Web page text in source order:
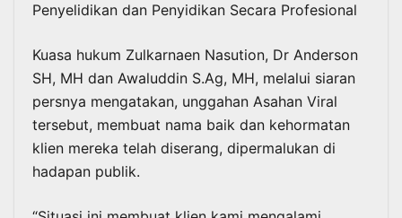
Penyelidikan dan Penyidikan Secara Profesional
Kuasa hukum Zulkarnaen Nasution, Dr Anderson
SH, MH dan Awaluddin S.Ag, MH, melalui siaran
persnya mengatakan, unggahan Asahan Viral
tersebut, membuat nama baik dan kehormatan
klien mereka telah diserang, dipermalukan di
hadapan publik.